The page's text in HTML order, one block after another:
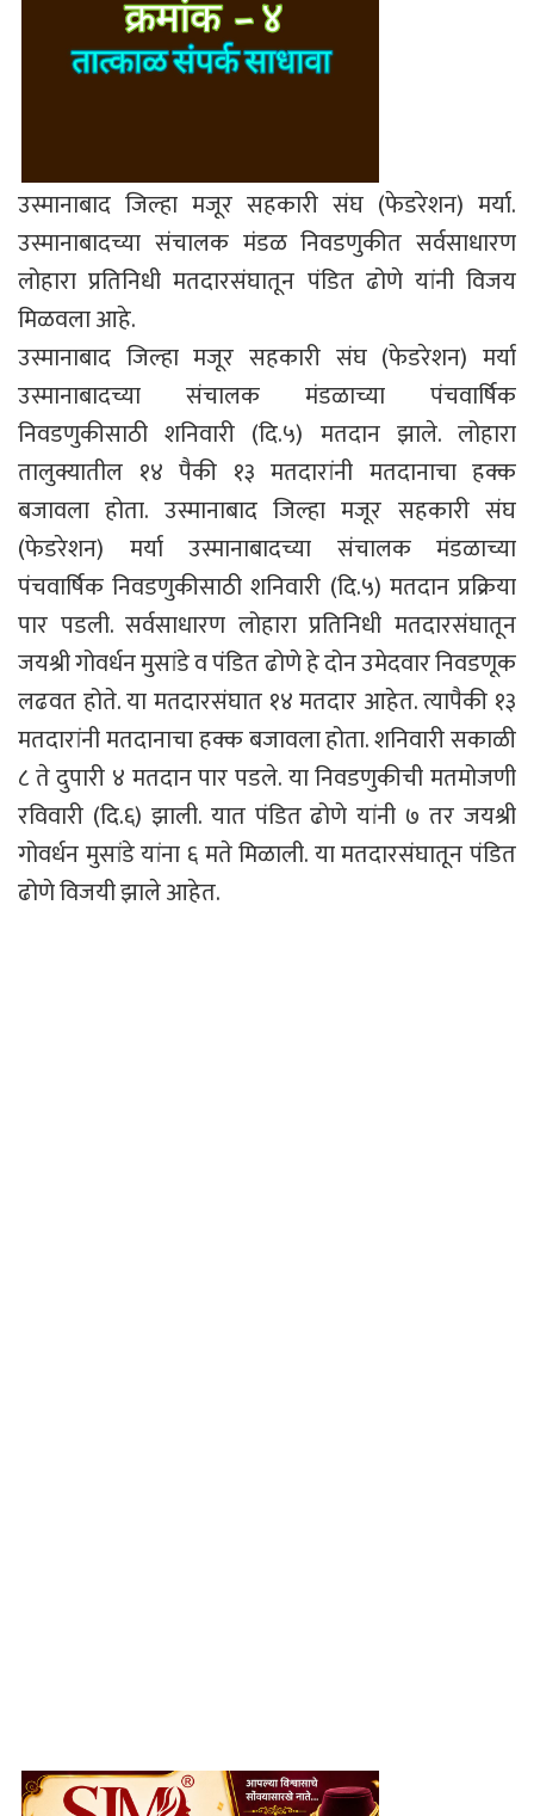
उस्मानाबाद जिल्हा मजूर सहकारी संघ (फेडरेशन) मर्या.
उस्मानाबादच्या संचालक मंडळ निवडणुकीत सर्वसाधारण
लोहारा प्रतिनिधी मतदारसंघातून पंडित ढोणे यांनी विजय
मिळवला आहे.
उस्मानाबाद जिल्हा मजूर सहकारी संघ (फेडरेशन) मर्या
उस्मानाबादच्या संचालक मंडळाच्या पंचवार्षिक
निवडणुकीसाठी शनिवारी (दि.५) मतदान झाले. लोहारा
तालुक्यातील १४ पैकी १३ मतदारांनी मतदानाचा हक्क
बजावला होता. उस्मानाबाद जिल्हा मजूर सहकारी संघ
(फेडरेशन) मर्या उस्मानाबादच्या संचालक मंडळाच्या
पंचवार्षिक निवडणुकीसाठी शनिवारी (दि.५) मतदान प्रक्रिया
पार पडली. सर्वसाधारण लोहारा प्रतिनिधी मतदारसंघातून
जयश्री गोवर्धन मुसांडे व पंडित ढोणे हे दोन उमेदवार निवडणूक
लढवत होते. या मतदारसंघात १४ मतदार आहेत. त्यापैकी १३
मतदारांनी मतदानाचा हक्क बजावला होता. शनिवारी सकाळी
८ ते दुपारी ४ मतदान पार पडले. या निवडणुकीची मतमोजणी
रविवारी (दि.६) झाली. यात पंडित ढोणे यांनी ७ तर जयश्री
गोवर्धन मुसांडे यांना ६ मते मिळाली. या मतदारसंघातून पंडित
ढोणे विजयी झाले आहेत.